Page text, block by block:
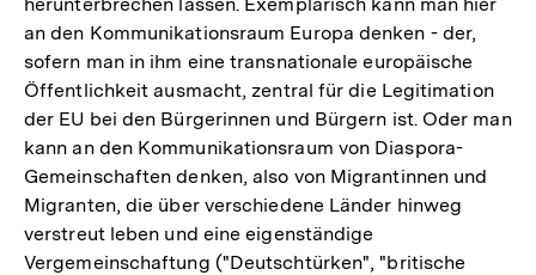
an den Kommunikationsraum Europa denken - der,
sofern man in ihm eine transnationale europäische
Öffentlichkeit ausmacht, zentral für die Legitimation
der EU bei den Bürgerinnen und Bürgern ist. Oder man
kann an den Kommunikationsraum von Diaspora-
Gemeinschaften denken, also von Migrantinnen und
Migranten, die über verschiedene Länder hinweg
verstreut leben und eine eigenständige
Vergemeinschaftung ("Deutschtürken", "britische